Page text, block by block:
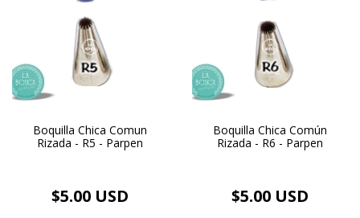
Boquilla Chica Comun
Rizada - R5 - Parpen
$5.00 USD
Boquilla Chica Común
Rizada - R6 - Parpen
$5.00 USD